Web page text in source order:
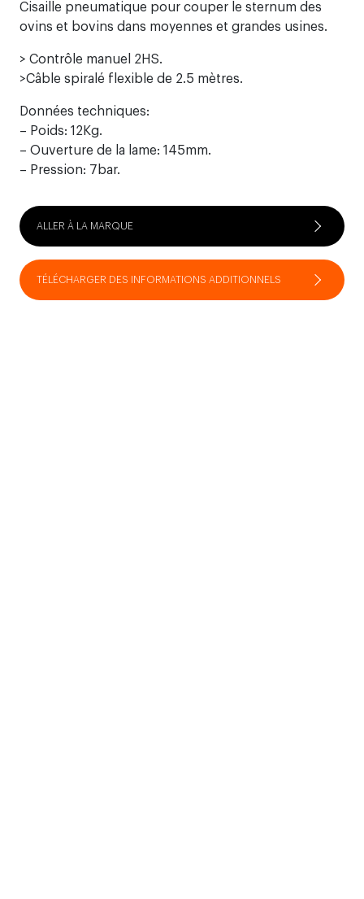
Cisaille pneumatique pour couper le sternum des
ovins et bovins dans moyennes et grandes usines.
> Contrôle manuel 2HS.
>Câble spiralé flexible de 2.5 mètres.
Données techniques:
– Poids: 12Kg.
– Ouverture de la lame: 145mm.
– Pression: 7bar.
ALLER À LA MARQUE
TÉLÉCHARGER DES INFORMATIONS ADDITIONNELS